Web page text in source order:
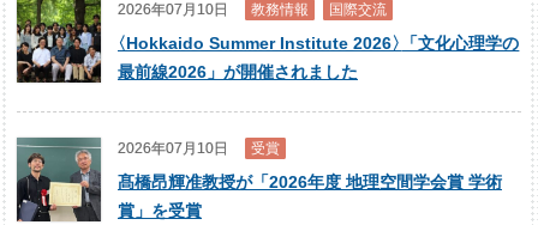
2026年07月10日 教務情報 国際交流
〈Hokkaido Summer Institute 2026〉
「文化心理学の
最前線2026」が開催されました
2026年07月10日 受賞
髙橋昂輝准教授が「2026年度 地理空間学会賞 学術
賞」を受賞